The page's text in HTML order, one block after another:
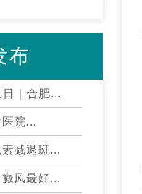
布
｜合肥...
院...
减退斑...
风最好...